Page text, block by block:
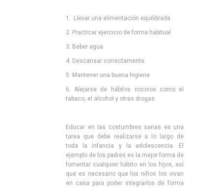
1. Llevar una alimentación equilibrada
2. Practicar ejercicio de forma habitual
3. Beber agua
4. Descansar correctamente
5. Mantener una buena higiene
6. Alejarse de hábitos nocivos como el
tabaco, el alcohol y otras drogas
Educar en las costumbres sanas es una
tarea que debe realizarse a lo largo de
toda la infancia y la adolescencia. El
ejemplo de los padres es la mejor forma de
fomentar cualquier hábito en los hijos, así
que es necesario que los niños los vivan
en casa para poder integrarlos de forma